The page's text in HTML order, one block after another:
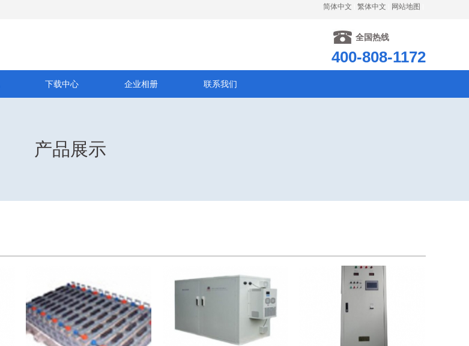
简体中文 繁体中文 网站地图
全国热线
400-808-1172
下载中心 企业相册 联系我们
产品展示